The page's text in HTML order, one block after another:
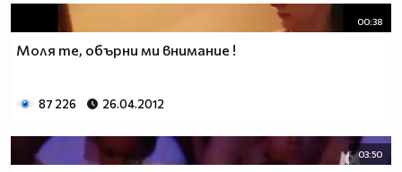
00:38
Моля те, обърни ми внимание !
87 226 26.04.2012
03:50